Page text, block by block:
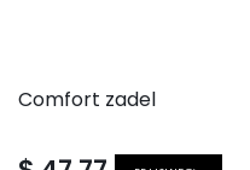
Comfort zadel